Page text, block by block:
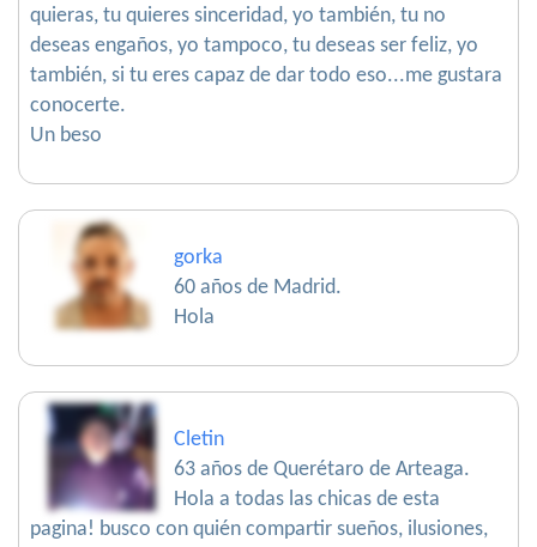
quieras, tu quieres sinceridad, yo también, tu no
deseas engaños, yo tampoco, tu deseas ser feliz, yo
también, si tu eres capaz de dar todo eso...me gustara
conocerte.
Un beso
gorka
60 años de Madrid.
Hola
Cletin
63 años de Querétaro de Arteaga.
Hola a todas las chicas de esta
pagina! busco con quién compartir sueños, ilusiones,